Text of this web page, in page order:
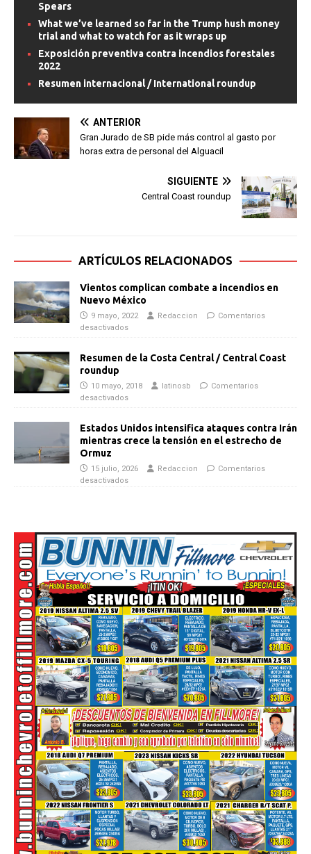
Spears
What we’ve learned so far in the Trump hush money
trial and what to watch for as it wraps up
Exposición preventiva contra incendios forestales
2022
Resumen internacional / International roundup
ANTERIOR
Gran Jurado de SB pide más control al gasto por
horas extra de personal del Alguacil
SIGUIENTE
Central Coast roundup
ARTÍCULOS RELACIONADOS
Vientos complican combate a incendios en
Nuevo México
9 mayo, 2022 Redaccion
Comentarios
desactivados
Resumen de la Costa Central / Central Coast
roundup
10 mayo, 2018 latinosb
Comentarios
desactivados
Estados Unidos intensifica ataques contra Irán
mientras crece la tensión en el estrecho de
Ormuz
15 julio, 2026 Redaccion
Comentarios
desactivados